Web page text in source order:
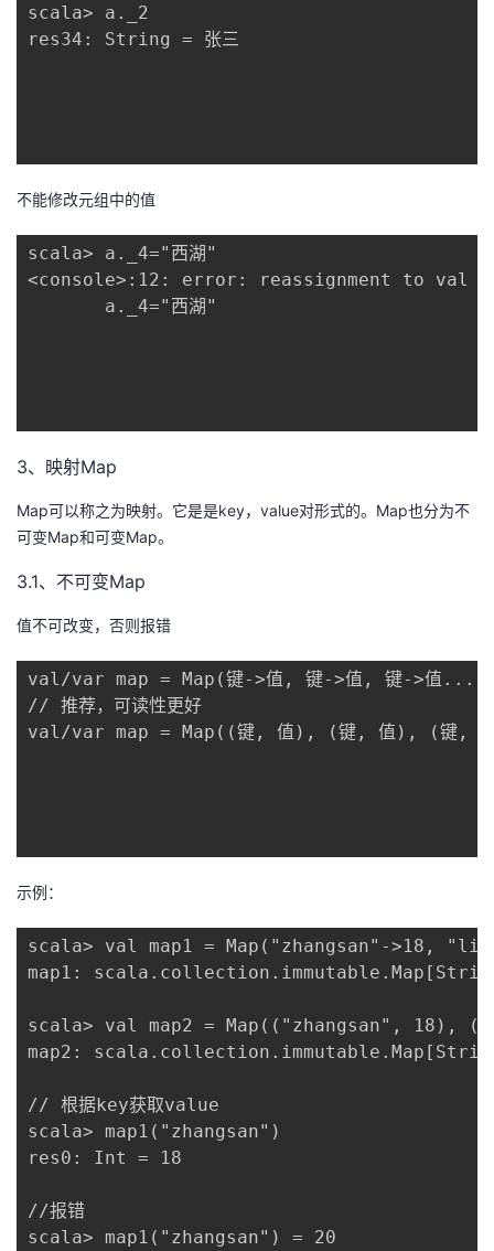
scala> a._2
res34: String = 张三
不能修改元组中的值
scala> a._4="西湖"
<console>:12: error: reassignment to val
       a._4="西湖"
3、映射Map
Map可以称之为映射。它是是key，value对形式的。Map也分为不
可变Map和可变Map。
3.1、不可变Map
值不可改变，否则报错
val/var map = Map(键->值, 键->值, 键->
// 推荐，可读性更好
val/var map = Map((键, 值), (键, 值), (键,
示例：
scala> val map1 = Map("zhangsan"->18,
map1:
scala> val map2 = Map(("zhangsan",
map2:
// 根据key获取value
scala> map1("zhangsan")
res0: Int = 18
//报错
scala> map1("zhangsan") = 20